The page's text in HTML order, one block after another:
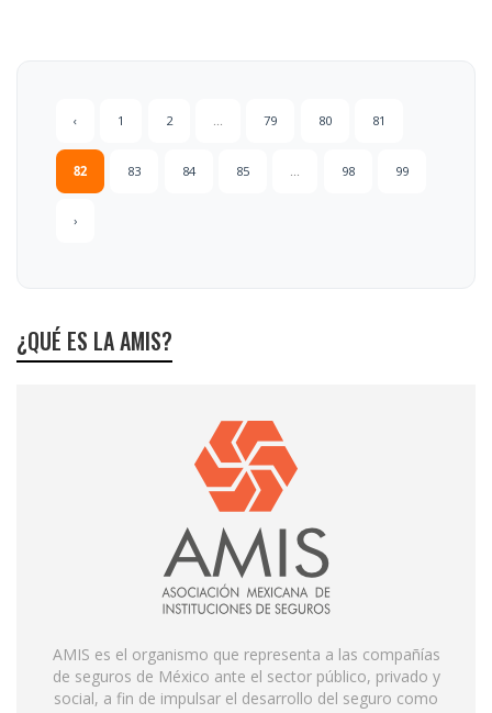
‹ 1 2 ... 79 80 81
82 83 84 85 98 99
›
¿QUÉ ES LA AMIS?
AMIS es el organismo que representa a las compañías
de seguros de México ante el sector público, privado y
social, a fin de impulsar el desarrollo del seguro como